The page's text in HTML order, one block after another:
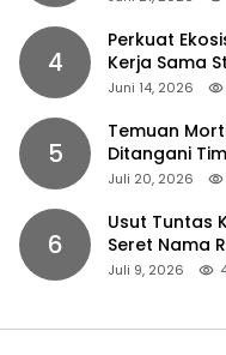
4
Perkuat
Kerja Sama
Juni 14, 2026
5
Temuan
Ditangani
Juli 20, 2026
6
Usut Tuntas
Seret Nama
Juli 9, 2026